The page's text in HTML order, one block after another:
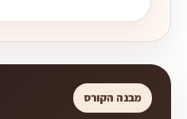
מבנה הקורס